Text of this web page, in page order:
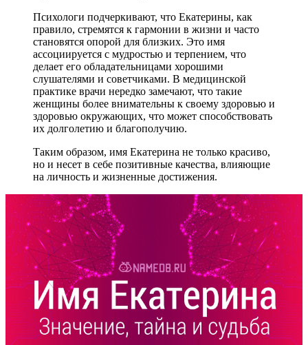
Психологи подчеркивают, что Екатерины, как
правило, стремятся к гармонии в жизни и часто
становятся опорой для близких. Это имя
ассоциируется с мудростью и терпением, что
делает его обладательницами хорошими
слушателями и советчиками. В медицинской
практике врачи нередко замечают, что такие
женщины более внимательны к своему здоровью и
здоровью окружающих, что может способствовать
их долголетию и благополучию.
Таким образом, имя Екатерина не только красиво,
но и несет в себе позитивные качества, влияющие
на личность и жизненные достижения.